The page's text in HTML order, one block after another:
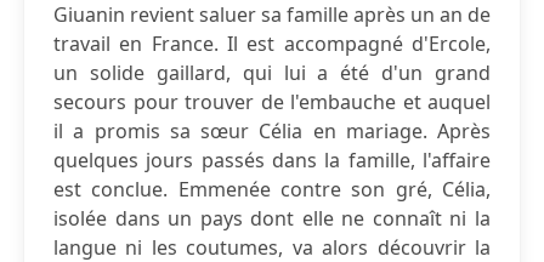
Giuanin revient saluer sa famille après un an de
travail en France. Il est accompagné d'Ercole,
un solide gaillard, qui lui a été d'un grand
secours pour trouver de l'embauche et auquel
il a promis sa sœur Célia en mariage. Après
quelques jours passés dans la famille, l'affaire
est conclue. Emmenée contre son gré, Célia,
isolée dans un pays dont elle ne connaît ni la
langue ni les coutumes, va alors découvrir la